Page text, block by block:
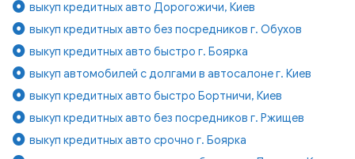
выкуп кредитных авто Дорогожичи, Киев
выкуп кредитных авто без посредников г. Обухов
выкуп кредитных авто быстро г. Боярка
выкуп автомобилей с долгами в автосалоне г. Киев
выкуп кредитных авто быстро Бортничи, Киев
выкуп кредитных авто без посредников г. Ржищев
выкуп кредитных авто срочно г. Боярка